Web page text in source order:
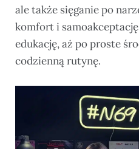
ale także sięganie po
komfort i
edukację, aż po proste
codzienną rutynę.